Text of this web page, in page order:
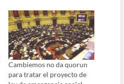
Cambiemos no da quorun
para tratar el proyecto de